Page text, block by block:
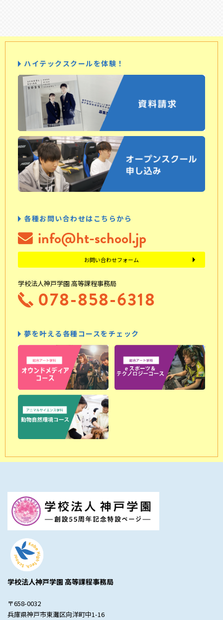
ハイテックスクールを体験！
各種お問い合わせはこちらから
info@ht-school.jp
お問い合わせフォーム
学校法人神戸学園 高等課程事務局
078-858-6318
夢を叶える各種コースをチェック
学校法人神戸学園 高等課程事務局
〒658-0032
兵庫県神戸市東灘区向洋町中1-16